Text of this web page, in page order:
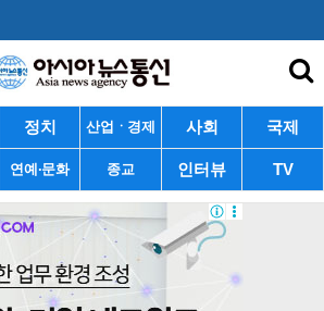
정치 산업ㆍ경제 사회 국제
연예·문화 종교 인터뷰 TV